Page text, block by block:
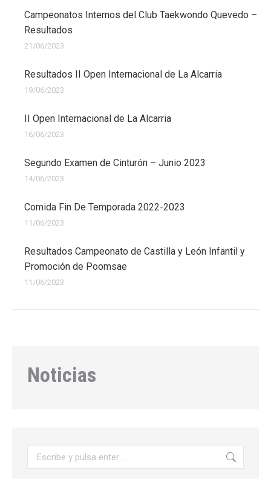
Campeonatos Internos del Club Taekwondo Quevedo –
Resultados
21/06/2023
Resultados II Open Internacional de La Alcarria
19/06/2023
II Open Internacional de La Alcarria
16/06/2023
Segundo Examen de Cinturón – Junio 2023
14/06/2023
Comida Fin De Temporada 2022-2023
11/06/2023
Resultados Campeonato de Castilla y León Infantil y
Promoción de Poomsae
11/06/2023
Noticias
Buscar: